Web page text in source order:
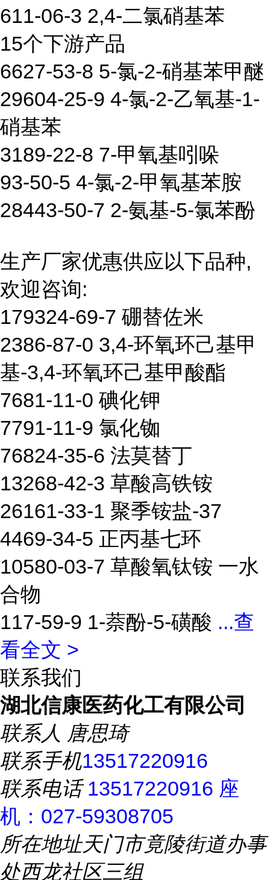
611-06-3 2,4-二氯硝基苯
15个下游产品
6627-53-8 5-氯-2-硝基苯甲醚
29604-25-9 4-氯-2-乙氧基-1-
硝基苯
3189-22-8 7-甲氧基吲哚
93-50-5 4-氯-2-甲氧基苯胺
28443-50-7 2-氨基-5-氯苯酚
生产厂家优惠供应以下品种,
欢迎咨询:
179324-69-7 硼替佐米
2386-87-0 3,4-环氧环己基甲
基-3,4-环氧环己基甲酸酯
7681-11-0 碘化钾
7791-11-9 氯化铷
76824-35-6 法莫替丁
13268-42-3 草酸高铁铵
26161-33-1 聚季铵盐-37
4469-34-5 正丙基七环
10580-03-7 草酸氧钛铵 一水
合物
117-59-9 1-萘酚-5-磺酸 ...查
看全文 >
联系我们
湖北信康医药化工有限公司
联系人 唐思琦
联系手机13517220916
联系电话13517220916 座
机：027-59308705
所在地址天门市竟陵街道办事
处西龙社区三组